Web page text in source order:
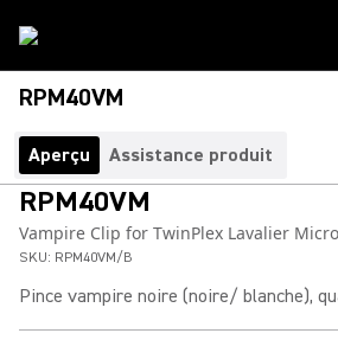
RPM40VM
Aperçu Assistance produit
RPM40VM
Vampire Clip for TwinPlex Lavalier
SKU: RPM40VM/B
Pince vampire noire (noire/ blanche),